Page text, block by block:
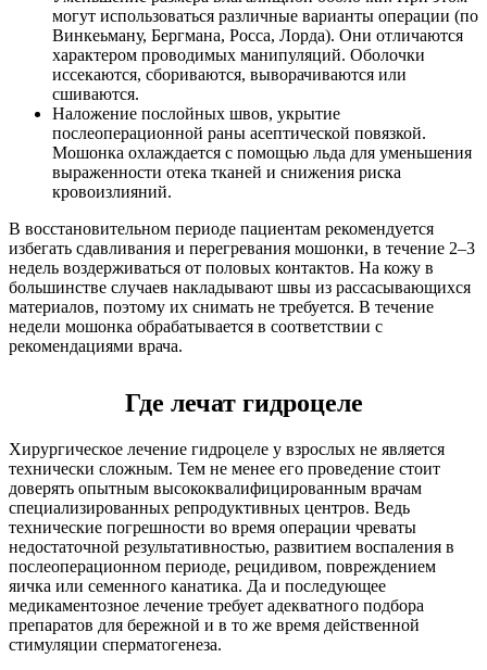
могут использоваться различные варианты операции (по
Винкеьману, Бергмана, Росса, Лорда). Они отличаются
характером проводимых манипуляций. Оболочки
иссекаются, сбориваются, выворачиваются или
сшиваются.
Наложение послойных швов, укрытие
послеоперационной раны асептической повязкой.
Мошонка охлаждается с помощью льда для уменьшения
выраженности отека тканей и снижения риска
кровоизлияний.
В восстановительном периоде пациентам рекомендуется
избегать сдавливания и перегревания мошонки, в течение 2–3
недель воздерживаться от половых контактов. На кожу в
большинстве случаев накладывают швы из рассасывающихся
материалов, поэтому их снимать не требуется. В течение
недели мошонка обрабатывается в соответствии с
рекомендациями врача.
Где лечат гидроцеле
Хирургическое лечение гидроцеле у взрослых не является
технически сложным. Тем не менее его проведение стоит
доверять опытным высококвалифицированным врачам
специализированных репродуктивных центров. Ведь
технические погрешности во время операции чреваты
недостаточной результативностью, развитием воспаления в
послеоперационном периоде, рецидивом, повреждением
яичка или семенного канатика. Да и последующее
медикаментозное лечение требует адекватного подбора
препаратов для бережной и в то же время действенной
стимуляции сперматогенеза.